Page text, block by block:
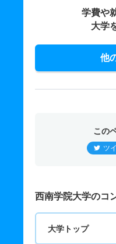
学費や
大学
他
この
ツ
西南学院大学のコ
大学トップ